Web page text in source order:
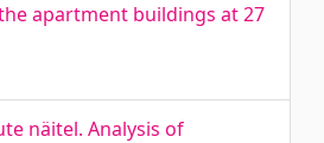
apartment buildings at 27
näitel. Analysis of